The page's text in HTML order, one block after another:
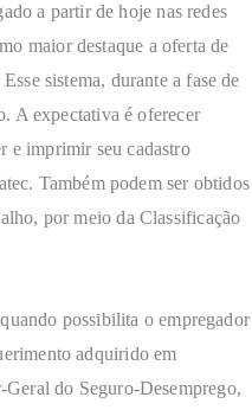
a partir de hoje nas redes
maior destaque a oferta de
sistema, durante a fase de
A expectativa é oferecer
e imprimir seu cadastro
Também podem ser obtidos
por meio da Classificação
possibilita o empregador
adquirido em
do Seguro-Desemprego,